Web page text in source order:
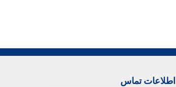
اطلاعات تماس